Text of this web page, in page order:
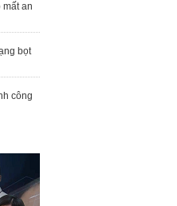
an
bọt
công